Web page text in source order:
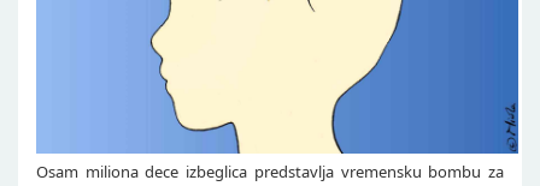
Osam miliona dece izbeglica predstavlja vremensku bombu za